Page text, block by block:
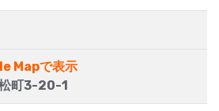
Mapで表示
町3-20-1